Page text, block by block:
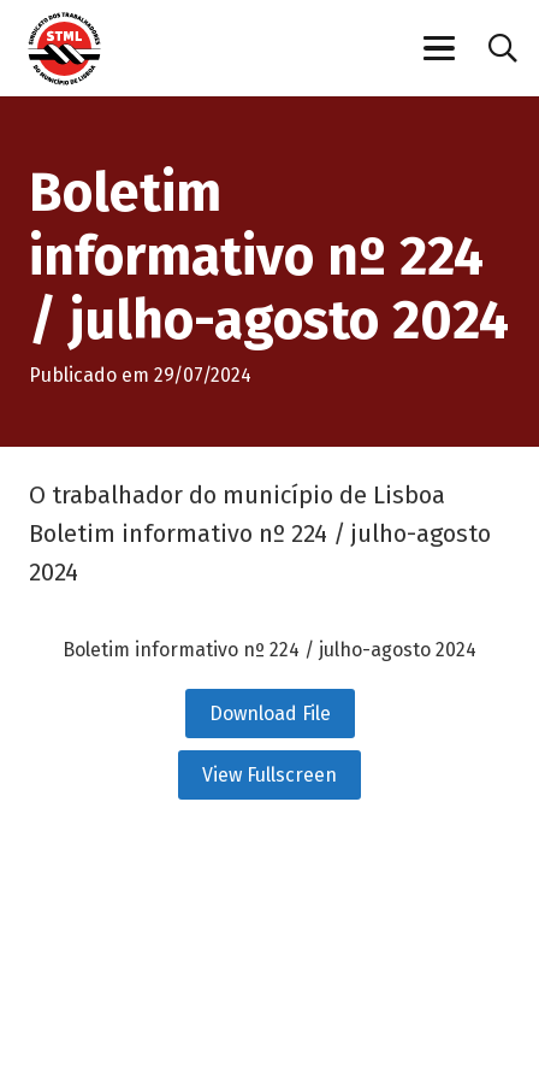
Boletim
informativo nº 224
/ julho-agosto 2024
Publicado em 29/07/2024
O trabalhador do município de Lisboa
Boletim informativo nº 224 / julho-agosto
2024
Boletim informativo nº 224 / julho-agosto 2024
Download File
View Fullscreen